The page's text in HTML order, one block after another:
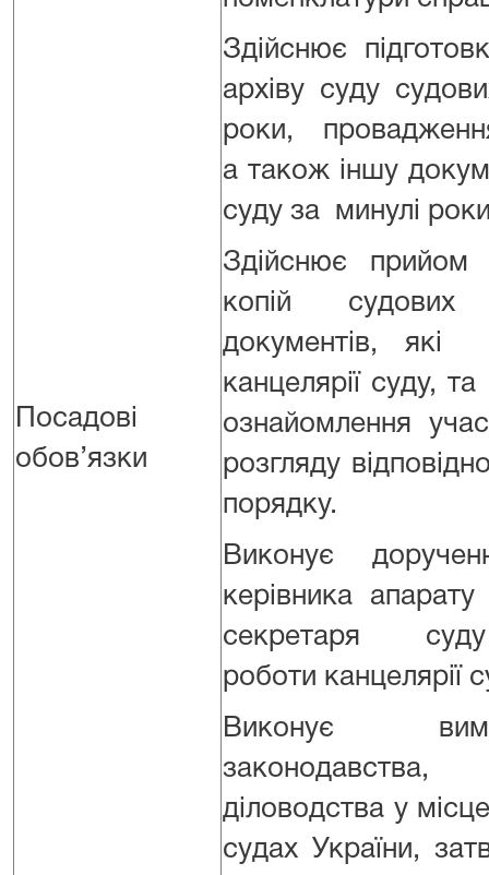
Посадові
обов’язки
Здійснює
архіву суду
роки,
а також іншу
суду за минулі
Здійснює прийом
копій
документів,
канцелярії суду,
ознайомлення
розгляду
порядку.
Виконує
керівника
секретаря суду
роботи канцелярії
Виконує
діловодства у
судах України,